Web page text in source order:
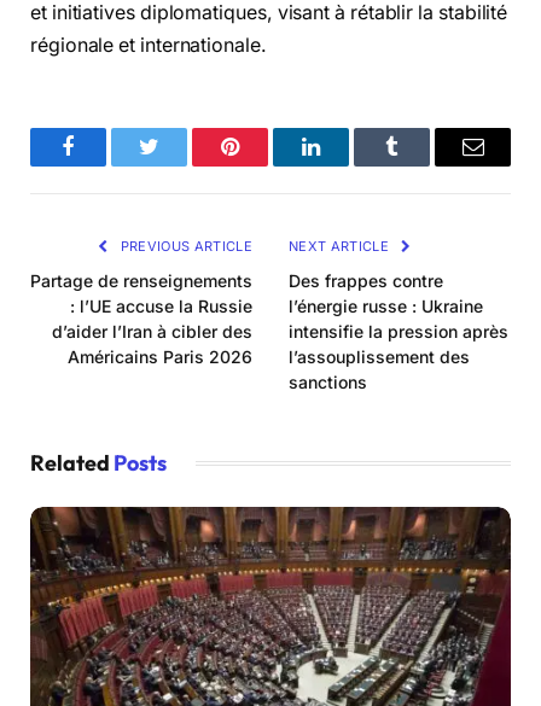
et initiatives diplomatiques, visant à rétablir la stabilité
régionale et internationale.
FacebookTwitter Pinterest LinkedInTumblr Email
PREVIOUS ARTICLE
Partage de renseignements
: l’UE accuse la Russie
d’aider l’Iran à cibler des
Américains Paris 2026
NEXT ARTICLE
Des frappes contre
l’énergie russe : Ukraine
intensifie la pression après
l’assouplissement des
sanctions
Related Posts